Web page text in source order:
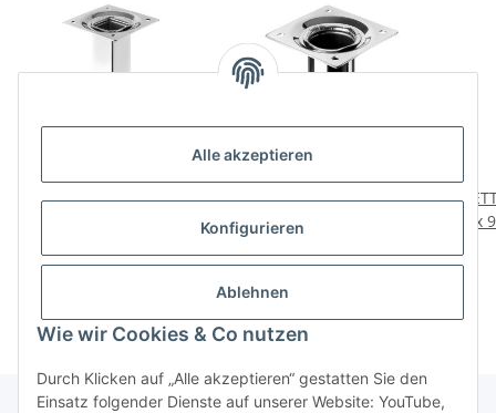
Alle akzeptieren
Konfigurieren
Ablehnen
Wie wir Cookies & Co nutzen
Durch Klicken auf „Alle akzeptieren“ gestatten Sie den
Einsatz folgender Dienste auf unserer Website: YouTube,
HETTICH
150mm, B-Ware Folie
HETTICH Möbelfuß,
verchromt, Ø 30 x 100
x